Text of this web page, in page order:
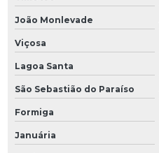
João Monlevade
Viçosa
Lagoa Santa
São Sebastião do Paraíso
Formiga
Januária